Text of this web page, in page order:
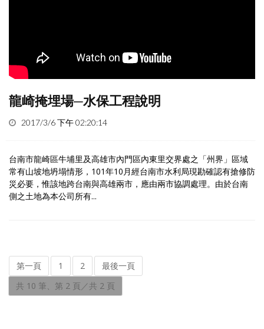
龍崎掩埋場─水保工程說明
2017/3/6 下午 02:20:14
台南市龍崎區牛埔里及高雄市內門區內東里交界處之「州界」區域
常有山坡地坍塌情形，101年10月經台南市水利局現勘確認有搶修防
災必要，惟該地跨台南與高雄兩市，應由兩市協調處理。由於台南
側之土地為本公司所有...
第一頁 1 2
最後一頁
共 10 筆、第 2 頁／共 2 頁